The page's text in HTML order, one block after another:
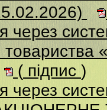
через
( підпис )
через